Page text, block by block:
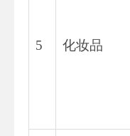
5 化妆品